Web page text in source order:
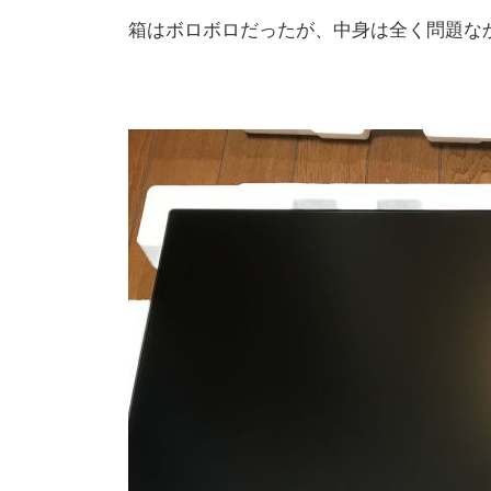
箱はボロボロだったが、中身は全く問題な